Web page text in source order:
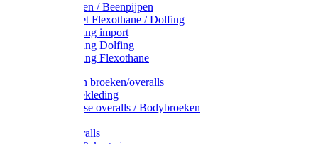
Plukmouwen / Beenpijpen
Reparatieset Flexothane / Dolfing
Regenkleding import
Regenkleding Dolfing
Regenkleding Flexothane
Toebehoren broeken/overalls
Signalisatiekleding
Amerikaanse overalls / Bodybroeken
Kinderoveralls